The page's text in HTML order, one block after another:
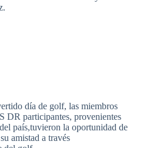
día de golf, las miembros
participantes, provenientes
país,tuvieron la oportunidad de
amistad a través